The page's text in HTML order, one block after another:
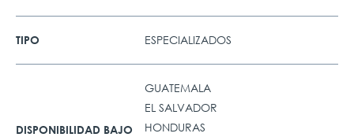
TIPO ESPECIALIZADOS
DISPONIBILIDAD BAJO
GUATEMALA
EL SALVADOR
HONDURAS